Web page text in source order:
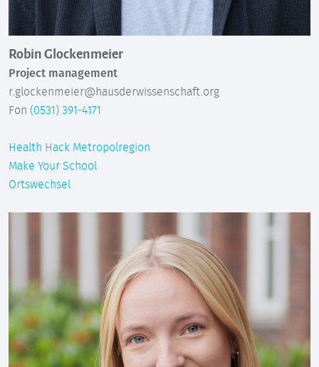
Robin Glockenmeier
Project management
r.glockenmeier@hausderwissenschaft.org
Fon (0531) 391-4171
Health Hack Metropolregion
Make Your School
Ortswechsel